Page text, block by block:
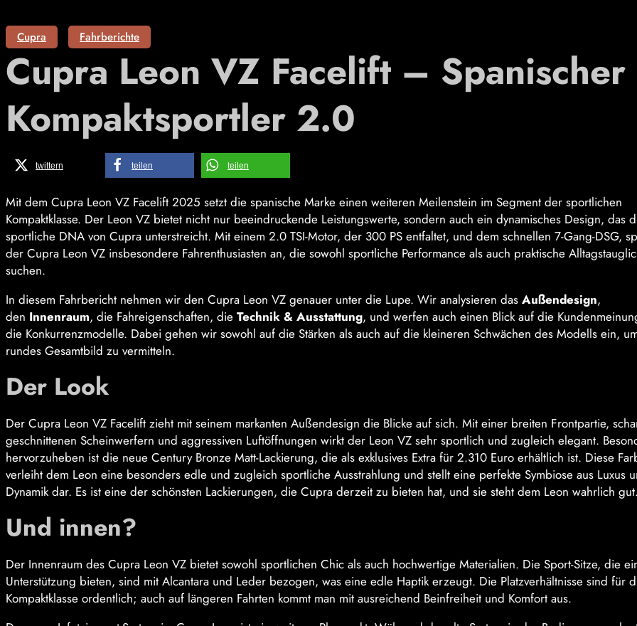
Cupra Fahrberichte
Cupra Leon VZ Facelift – Spanischer
Kompaktsportler 2.0
twittern teilen teilen
Mit dem Cupra Leon VZ Facelift 2025 setzt die spanische Marke einen weiteren Meilenstein im Segment der sportlichen
Kompaktklasse. Der Leon VZ bietet nicht nur beeindruckende Leistungswerte, sondern auch ein dynamisches Design, das
sportliche DNA von Cupra unterstreicht. Mit einem 2.0 TSI-Motor, der 300 PS entfaltet, und dem schnellen 7-Gang-DSG,
der Cupra Leon VZ insbesondere Fahrenthusiasten an, die sowohl sportliche Performance als auch praktische
suchen.
In diesem Fahrbericht nehmen wir den Cupra Leon VZ genauer unter die Lupe. Wir analysieren das Außendesign,
den Innenraum, die Fahreigenschaften, die Technik & Ausstattung, und werfen auch einen Blick auf die
die Konkurrenzmodelle. Dabei gehen wir sowohl auf die Stärken als auch auf die kleineren Schwächen des Modells ein,
rundes Gesamtbild zu vermitteln.
Der Look
Der Cupra Leon VZ Facelift zieht mit seinem markanten Außendesign die Blicke auf sich. Mit einer breiten Frontpartie,
geschnittenen Scheinwerfern und aggressiven Luftöffnungen wirkt der Leon VZ sehr sportlich und zugleich elegant.
hervorzuheben ist die neue Century Bronze Matt-Lackierung, die als exklusives Extra für 2.310 Euro erhältlich ist. Diese
verleiht dem Leon eine besonders edle und zugleich sportliche Ausstrahlung und stellt eine perfekte Symbiose aus Luxus
Dynamik dar. Es ist eine der schönsten Lackierungen, die Cupra derzeit zu bieten hat, und sie steht dem Leon wahrlich gut.
Und innen?
Der Innenraum des Cupra Leon VZ bietet sowohl sportlichen Chic als auch hochwertige Materialien. Die Sport-Sitze, die
Unterstützung bieten, sind mit Alcantara und Leder bezogen, was eine edle Haptik erzeugt. Die Platzverhältnisse sind für
Kompaktklasse ordentlich; auch auf längeren Fahrten kommt man mit ausreichend Beinfreiheit und Komfort aus.